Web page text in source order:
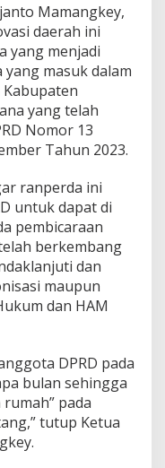
Mamangkey,
daerah ini
yang menjadi
masuk dalam
yang telah
Nomor 13
Tahun 2023.
ranperda ini
untuk dapat di
pembicaraan
berkembang
dan
maupun
dan HAM
DPRD pada
bulan sehingga
pada
tutup Ketua